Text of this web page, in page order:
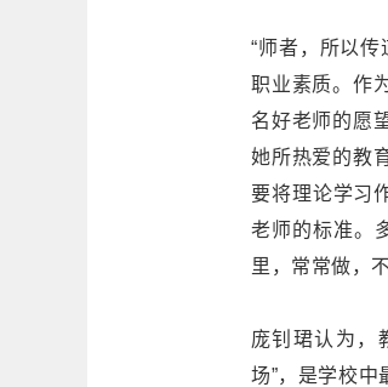
“师者，所以
职业素质。作
名好老师的愿
她所热爱的教
要将理论学习
老师的标准。
里，常常做，
庞钊珺认为，
场”，是学校